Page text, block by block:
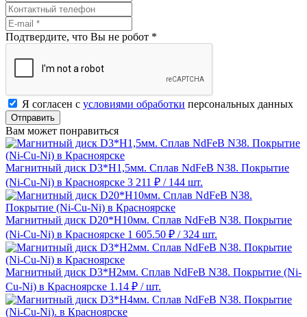
Подтвердите, что Вы не робот *
Я согласен с условиями обработки персональных данных
Отправить
Вам может понравиться
Магнитный диск D3*H1,5мм. Сплав NdFeB N38. Покрытие
(Ni-Cu-Ni) в Красноярске 3 211 ₽ / 144 шт.
Магнитный диск D20*H10мм. Сплав NdFeB N38. Покрытие
(Ni-Cu-Ni) в Красноярске 1 605.50 ₽ / 324 шт.
Магнитный диск D3*H2мм. Сплав NdFeB N38. Покрытие (Ni-
Cu-Ni) в Красноярске 1.14 ₽ / шт.